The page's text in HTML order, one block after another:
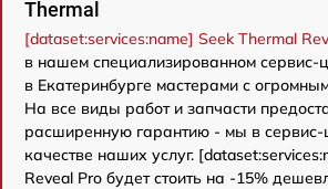
Thermal
[dataset:services:name] Seek Thermal
в нашем специализированном сервис-
в Екатеринбурге мастерами с
На все виды работ и запчасти
расширенную гарантию - мы в сервис-
качестве наших услуг.
Reveal Pro будет стоить на -15%